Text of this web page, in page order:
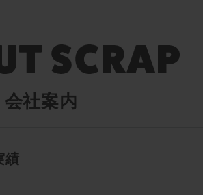
会社案内
績